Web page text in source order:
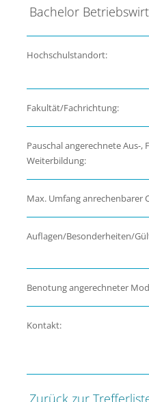
Bachelor
Hochschulstandort:
Fakultät/Fachrichtung:
Pauschal angerechnete Aus-,
Weiterbildung:
Max. Umfang anrechenbarer
Auflagen/Besonderheiten/
Benotung angerechneter
Kontakt:
Zurück zur